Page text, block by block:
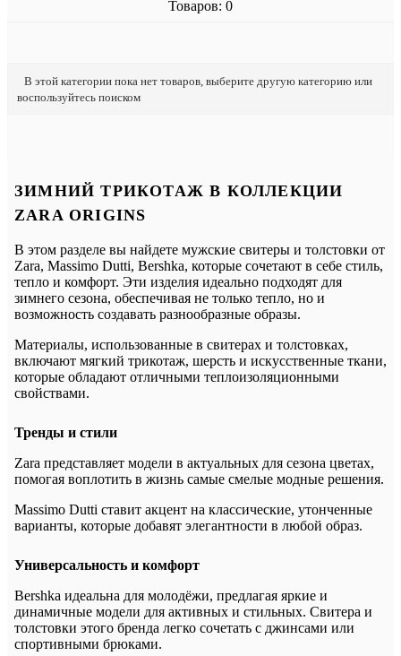
Товаров: 0
В этой категории пока нет товаров, выберите другую категорию или
воспользуйтесь поиском
ЗИМНИЙ ТРИКОТАЖ В КОЛЛЕКЦИИ
ZARA ORIGINS
В этом разделе вы найдете мужские свитеры и толстовки от
Zara, Massimo Dutti, Bershka, которые сочетают в себе стиль,
тепло и комфорт. Эти изделия идеально подходят для
зимнего сезона, обеспечивая не только тепло, но и
возможность создавать разнообразные образы.
Материалы, использованные в свитерах и толстовках,
включают мягкий трикотаж, шерсть и искусственные ткани,
которые обладают отличными теплоизоляционными
свойствами.
Тренды и стили
Zara представляет модели в актуальных для сезона цветах,
помогая воплотить в жизнь самые смелые модные решения.
Massimo Dutti ставит акцент на классические, утонченные
варианты, которые добавят элегантности в любой образ.
Универсальность и комфорт
Bershka идеальна для молодёжи, предлагая яркие и
динамичные модели для активных и стильных. Свитера и
толстовки этого бренда легко сочетать с джинсами или
спортивными брюками.